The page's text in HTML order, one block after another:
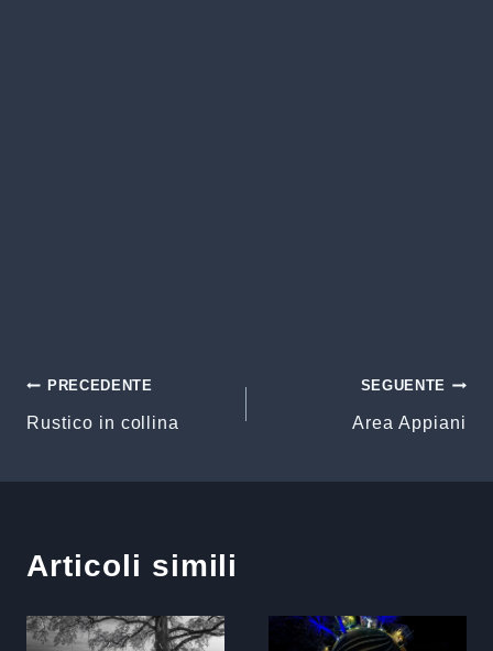
Navigazione
articoli
PRECEDENTE
Rustico in collina
SEGUENTE
Area Appiani
Articoli simili